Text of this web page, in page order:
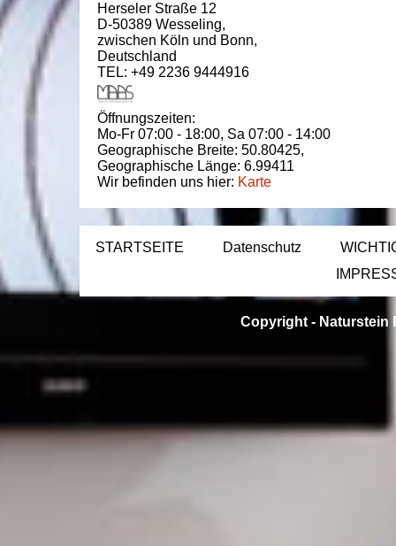
Herseler Straße 12
D-50389 Wesseling,
zwischen Köln und Bonn,
Deutschland
TEL: +49 2236 9444916
Öffnungszeiten:
Mo-Fr 07:00 - 18:00, Sa 07:00 - 14:00
Geographische Breite: 50.80425,
Geographische Länge: 6.99411
Wir befinden uns hier: Karte
STARTSEITE Datenschutz
Copyright - Naturstein